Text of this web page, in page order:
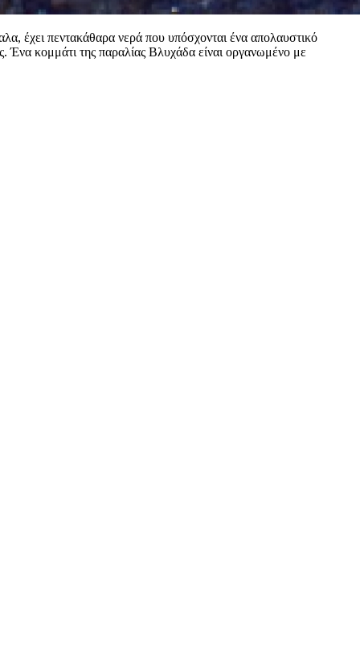
έχει πεντακάθαρα νερά που υπόσχονται ένα απολαυστικό
Ένα κομμάτι της παραλίας Βλυχάδα είναι οργανωμένο με